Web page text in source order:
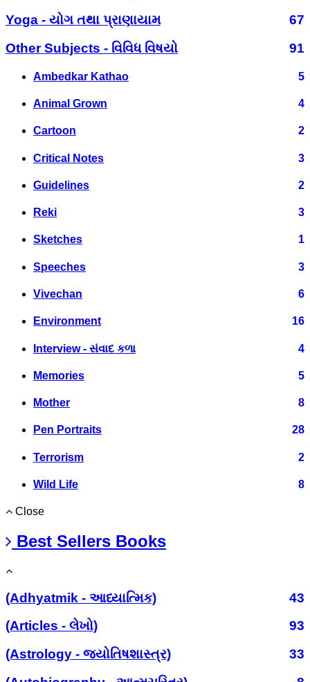
Yoga - યોગ તથા પ્રાણાયામ
67
Other Subjects - વિવિધ વિષયો
91
Ambedkar Kathao 5
Animal Grown 4
Cartoon 2
Critical Notes 3
Guidelines 2
Reki 3
Sketches 1
Speeches 3
Vivechan 6
Environment 16
Interview - સંવાદ કળા 4
Memories 5
Mother 8
Pen Portraits 28
Terrorism 2
Wild Life 8
Close
Best Sellers Books
(Adhyatmik - આધ્યાત્મિક)
43
(Articles - લેખો)
93
(Astrology - જ્યોતિષશાસ્ત્ર)
33